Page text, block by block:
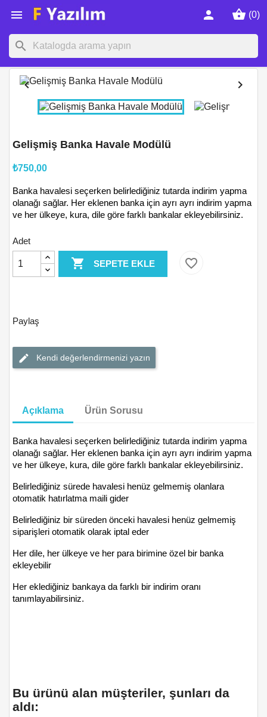
 shopping_basket (0)
person
search
 
Gelişmiş Banka Havale Modülü
₺750,00
Banka havalesi seçerken belirlediğiniz tutarda indirim yapma
olanağı sağlar. Her eklenen banka için ayrı ayrı indirim yapma
ve her ülkeye, kura, dile göre farklı bankalar ekleyebilirsiniz.
Adet
 SEPETE EKLE favorite_border
Paylaş
Kendi değerlendirmenizi yazın
Açıklama Ürün Sorusu
Banka havalesi seçerken belirlediğiniz tutarda indirim yapma
olanağı sağlar. Her eklenen banka için ayrı ayrı indirim yapma
ve her ülkeye, kura, dile göre farklı bankalar ekleyebilirsiniz.
Belirlediğiniz sürede havalesi henüz gelmemiş olanlara
otomatik hatırlatma maili gider
Belirlediğiniz bir süreden önceki havalesi henüz gelmemiş
siparişleri otomatik olarak iptal eder
Her dile, her ülkeye ve her para birimine özel bir banka
ekleyebilir
Her eklediğiniz bankaya da farklı bir indirim oranı
tanımlayabilirsiniz.
Bu ürünü alan müşteriler, şunları da
aldı: